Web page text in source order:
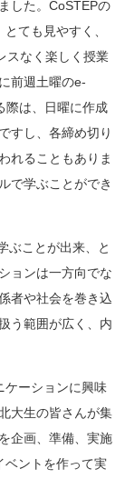
した。CoSTEPの
ても見やすく、
スなく楽しく授業
前週土曜のe-
際は、日曜に作成
すし、各締め切り
れることもありま
で学ぶことができ
ぶことが出来、と
ョンは一方向でな
者や社会を巻き込
う範囲が広く、内
ケーションに興味
大生の皆さんが集
企画、準備、実施
ベントを作って実